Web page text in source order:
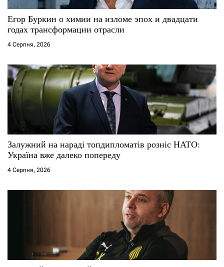
Егор Буркин о химии на изломе эпох и двадцати
годах трансформации отрасли
4 Серпня, 2026
Залужний на нараді топдипломатів розніс НАТО:
Україна вже далеко попереду
4 Серпня, 2026